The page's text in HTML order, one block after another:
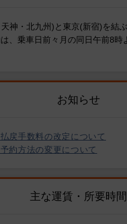
神・北九州)と東京(新宿)を結
、乗車日前々月の同日午前8時
お知らせ
戻手数料の改定について
約方法の変更について
主な運賃・所要時間